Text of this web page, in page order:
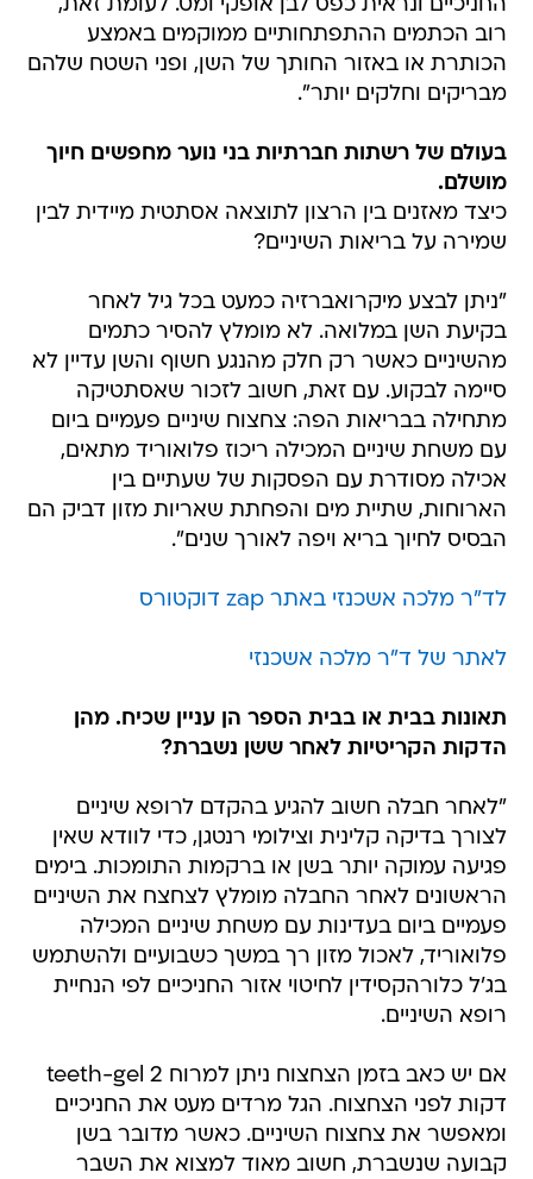
החניכיים ונראית כפס לבן אופקי ומט. לעומת זאת,
רוב הכתמים ההתפתחותיים ממוקמים באמצע
הכותרת או באזור החותך של השן, ופני השטח שלהם
מבריקים וחלקים יותר".
בעולם של רשתות חברתיות בני נוער מחפשים חיוך
מושלם.
כיצד מאזנים בין הרצון לתוצאה אסתטית מיידית לבין
שמירה על בריאות השיניים?
"ניתן לבצע מיקרואברזיה כמעט בכל גיל לאחר
בקיעת השן במלואה. לא מומלץ להסיר כתמים
מהשיניים כאשר רק חלק מהנגע חשוף והשן עדיין לא
סיימה לבקוע. עם זאת, חשוב לזכור שאסתטיקה
מתחילה בבריאות הפה: צחצוח שיניים פעמיים ביום
עם משחת שיניים המכילה ריכוז פלואוריד מתאים,
אכילה מסודרת עם הפסקות של שעתיים בין
הארוחות, שתיית מים והפחתת שאריות מזון דביק הם
הבסיס לחיוך בריא ויפה לאורך שנים".
לד"ר מלכה אשכנזי באתר zap דוקטורס
לאתר של ד"ר מלכה אשכנזי
תאונות בבית או בבית הספר הן עניין שכיח. מהן
הדקות הקריטיות לאחר ששן נשברת?
"לאחר חבלה חשוב להגיע בהקדם לרופא שיניים
לצורך בדיקה קלינית וצילומי רנטגן, כדי לוודא שאין
פגיעה עמוקה יותר בשן או ברקמות התומכות. בימים
הראשונים לאחר החבלה מומלץ לצחצח את השיניים
פעמיים ביום בעדינות עם משחת שיניים המכילה
פלואוריד, לאכול מזון רך במשך כשבועיים ולהשתמש
בג'ל כלורהקסידין לחיטוי אזור החניכיים לפי הנחיית
רופא השיניים.
אם יש כאב בזמן הצחצוח ניתן למרוח teeth-gel 2
דקות לפני הצחצוח. הגל מרדים מעט את החניכיים
ומאפשר את צחצוח השיניים. כאשר מדובר בשן
קבועה שנשברת, חשוב מאוד למצוא את השבר